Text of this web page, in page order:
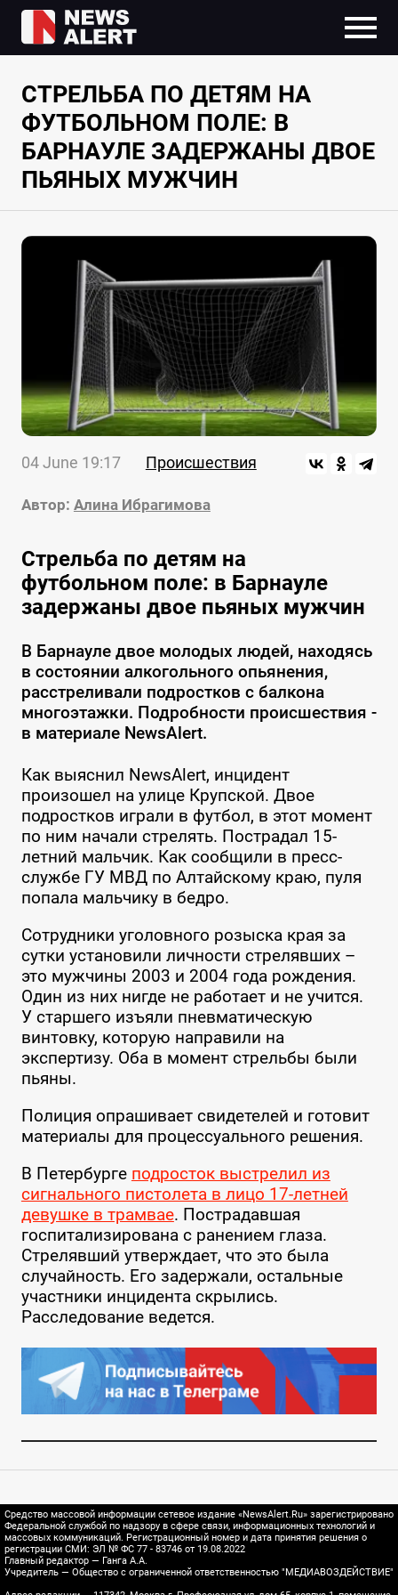
СТРЕЛЬБА ПО ДЕТЯМ НА
ФУТБОЛЬНОМ ПОЛЕ: В
БАРНАУЛЕ ЗАДЕРЖАНЫ ДВОЕ
ПЬЯНЫХ МУЖЧИН
04 June 19:17 Происшествия
Автор: Алина Ибрагимова
Стрельба по детям на
футбольном поле: в Барнауле
задержаны двое пьяных мужчин
В Барнауле двое молодых людей, находясь
в состоянии алкогольного опьянения,
расстреливали подростков с балкона
многоэтажки. Подробности происшествия -
в материале NewsAlert.
Как выяснил NewsAlert, инцидент
произошел на улице Крупской. Двое
подростков играли в футбол, в этот момент
по ним начали стрелять. Пострадал 15-
летний мальчик. Как сообщили в пресс-
службе ГУ МВД по Алтайскому краю, пуля
попала мальчику в бедро.
Сотрудники уголовного розыска края за
сутки установили личности стрелявших –
это мужчины 2003 и 2004 года рождения.
Один из них нигде не работает и не учится.
У старшего изъяли пневматическую
винтовку, которую направили на
экспертизу. Оба в момент стрельбы были
пьяны.
Полиция опрашивает свидетелей и готовит
материалы для процессуального решения.
В Петербурге подросток выстрелил из
сигнального пистолета в лицо 17-летней
девушке в трамвае. Пострадавшая
госпитализирована с ранением глаза.
Стрелявший утверждает, что это была
случайность. Его задержали, остальные
участники инцидента скрылись.
Расследование ведется.
Средство массовой информации сетевое издание «NewsAlert.Ru» зарегистрировано
Федеральной службой по надзору в сфере связи, информационных технологий и
массовых коммуникаций. Регистрационный номер и дата принятия решения о
регистрации СМИ: ЭЛ № ФС 77 - 83746 от 19.08.2022
Главный редактор — Ганга А.А.
Учредитель — Общество с ограниченной ответственностью "МЕДИАВОЗДЕЙСТВИЕ"